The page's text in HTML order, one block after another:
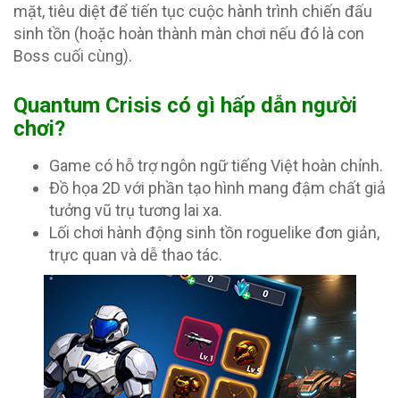
mặt, tiêu diệt để tiến tục cuộc hành trình chiến đấu
sinh tồn (hoặc hoàn thành màn chơi nếu đó là con
Boss cuối cùng).
Quantum Crisis có gì hấp dẫn người
chơi?
Game có hỗ trợ ngôn ngữ tiếng Việt hoàn chỉnh.
Đồ họa 2D với phần tạo hình mang đậm chất giả
tưởng vũ trụ tương lai xa.
Lối chơi hành động sinh tồn roguelike đơn giản,
trực quan và dễ thao tác.